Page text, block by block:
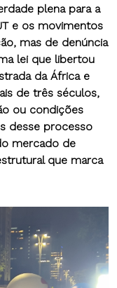
plena para a
e os movimentos
mas de denúncia
lei que libertou
da África e
de três séculos,
ou condições
desse processo
mercado de
que marca